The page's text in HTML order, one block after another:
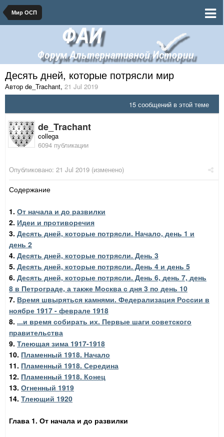
Мир ОСП
Десять дней, которые потрясли мир
Автор de_Trachant, 21 Jul 2019
15 сообщений в этой теме
de_Trachant
collega
6094 публикации
Опубликовано: 21 Jul 2019 (изменено)
Содержание
1. От начала и до развилки
2. Идеи и противоречия
3. Десять дней, которые потрясли. Начало, день 1 и
день 2
4. Десять дней, которые потрясли. День 3
5. Десять дней, которые потрясли. День 4 и день 5
6. Десять дней, которые потрясли. День 6, день 7, день
8 в Петрограде, а также Москва с дня 3 по день 10
7. Время швыряться камнями. Федерализация России в
ноябре 1917 - феврале 1918
8. ...и время собирать их. Первые шаги советского
правительства
9. Тлеющая зима 1917-1918
10. Пламенный 1918. Начало
11. Пламенный 1918. Середина
12. Пламенный 1918. Конец
13. Огненный 1919
14. Тлеющий 1920
Глава 1. От начала и до развилки